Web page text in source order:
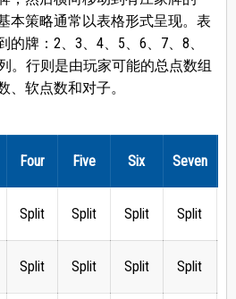
本策略通常以表格形式呈现。表
牌：2、3、4、5、6、7、8、
。行则是由玩家可能的总点数组
、软点数和对子。
Four Five Six Seven
Split Split Split Split
Split Split Split Split